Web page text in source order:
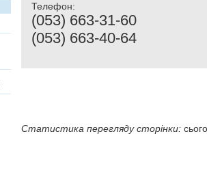
Телефон:
(053) 663-31-60
(053) 663-40-64
Статистика перегляду сторінки: